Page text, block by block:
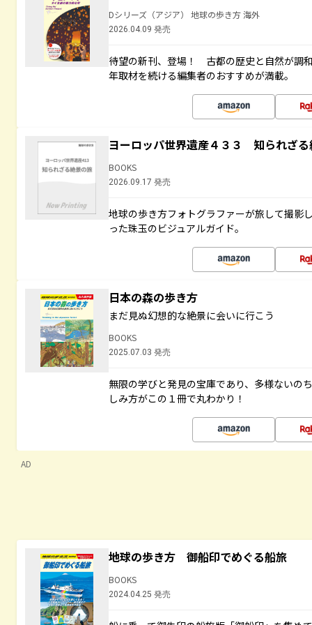
Dシリーズ（アジア） 地球の歩き方 海外
2026.04.09 発売
待望の新刊、登場！ 古都の歴史と自然が調
年取材を続ける編集者のおすすめが満載。
ヨーロッパ世界遺産４３３ 知られざる
BOOKS
2026.09.17 発売
地球の歩き方フォトグラファーが旅して撮影
った珠玉のビジュアルガイド。
日本の森の歩き方
まだ見ぬ幻想的な絶景に会いに行こう
BOOKS
2025.07.03 発売
無限の学びと発見の宝庫であり、多様ないの
しみ方がこの１冊で丸わかり！
AD
地球の歩き方 御船印でめぐる船旅
BOOKS
2024.04.25 発売